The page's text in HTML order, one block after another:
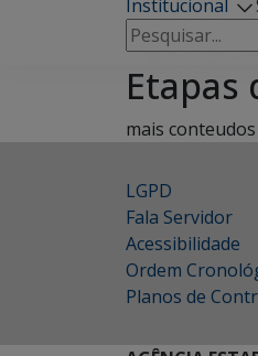
Institucional
Pesquisar
por:
Etapas
mais conteudos
LGPD
Fala Servidor
Acessibilidade
Ordem
Planos de